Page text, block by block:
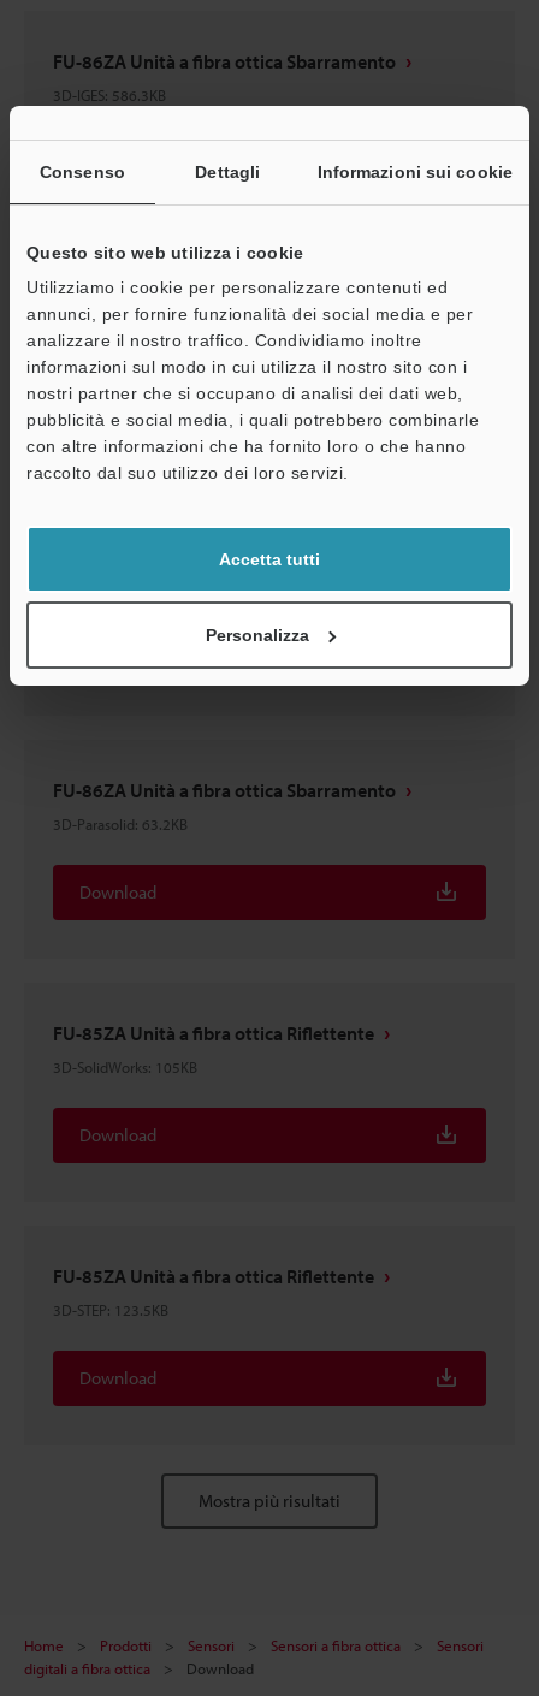
Consenso Dettagli Informazioni sui cookie
Questo sito web utilizza i cookie
Utilizziamo i cookie per personalizzare contenuti ed
annunci, per fornire funzionalità dei social media e per
analizzare il nostro traffico. Condividiamo inoltre
informazioni sul modo in cui utilizza il nostro sito con i
nostri partner che si occupano di analisi dei dati web,
pubblicità e social media, i quali potrebbero combinarle
con altre informazioni che ha fornito loro o che hanno
raccolto dal suo utilizzo dei loro servizi.
Accetta tutti
Personalizza
FU-86ZA Unità a fibra ottica Sbarramento
3D-IGES: 586.3KB
FU-85ZA Unità a fibra ottica Riflettente
3D-INVENTOR:128KB
Download
FU-85ZA Unità a fibra ottica Riflettente
FU-86ZA Unità a fibra ottica Sbarramento
3D-Parasolid: 63.2KB
Download
FU-85ZA Unità a fibra ottica Riflettente
3D-SolidWorks: 105KB
Download
FU-85ZA Unità a fibra ottica Riflettente
3D-STEP: 123.5KB
Download
Mostra più risultati
Home Prodotti Sensori Sensori a fibra ottica
Sensori
digitali a fibra ottica
Download